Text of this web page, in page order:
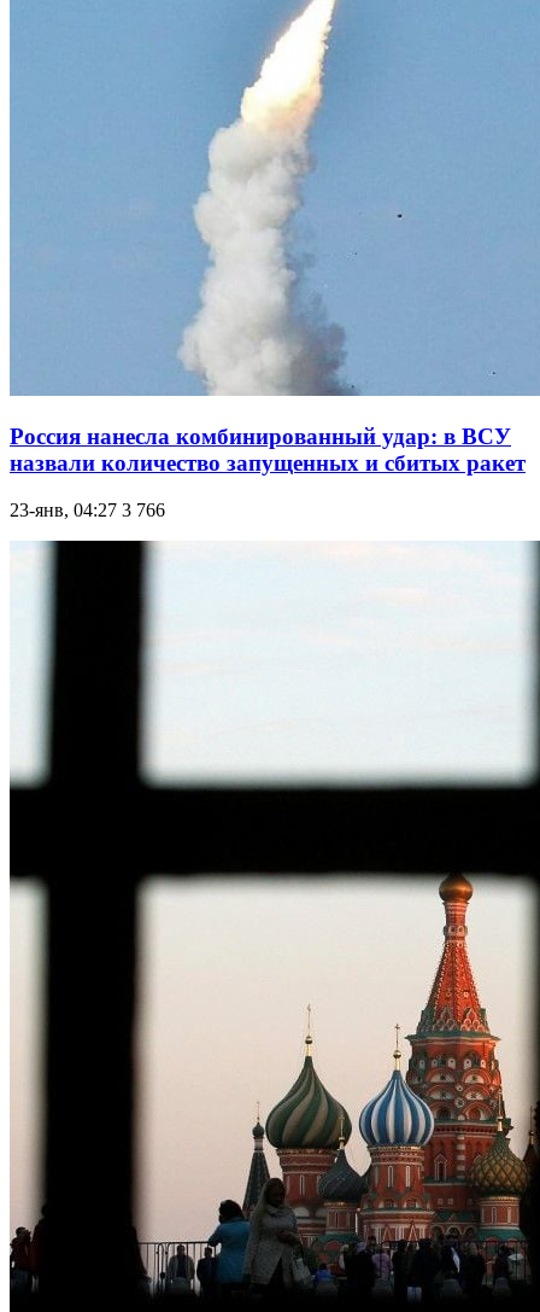
Россия нанесла комбинированный удар: в ВСУ
назвали количество запущенных и сбитых ракет
23-янв, 04:27 3 766